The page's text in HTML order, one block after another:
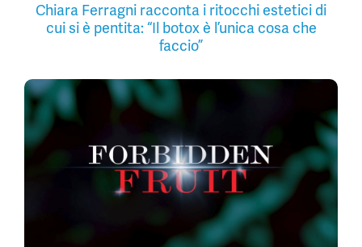
Chiara Ferragni racconta i ritocchi estetici di
cui si è pentita: “Il botox è l’unica cosa che
faccio”